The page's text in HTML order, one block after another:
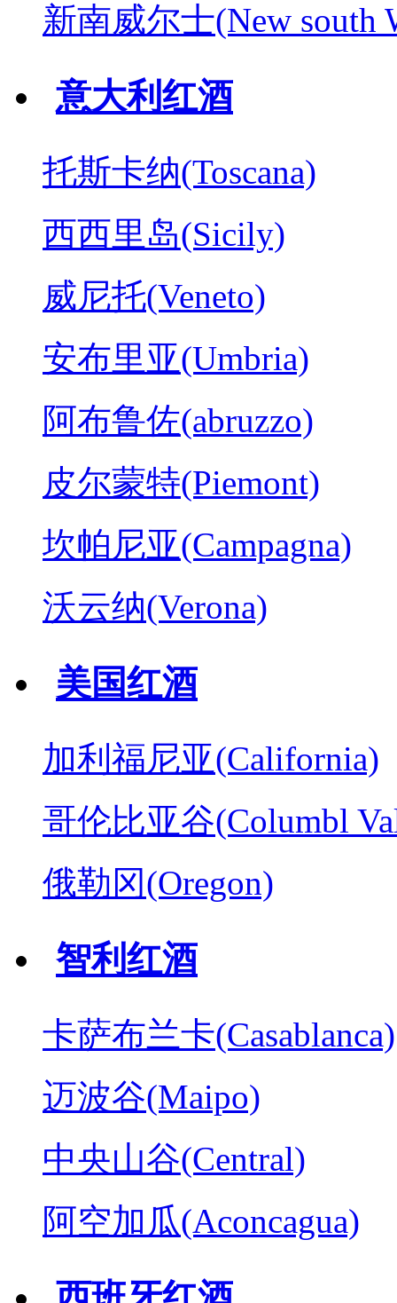
新南威尔士(New south
意大利红酒
托斯卡纳(Toscana)
西西里岛(Sicily)
威尼托(Veneto)
安布里亚(Umbria)
阿布鲁佐(abruzzo)
皮尔蒙特(Piemont)
坎帕尼亚(Campagna)
沃云纳(Verona)
美国红酒
加利福尼亚(California)
哥伦比亚谷(Columbl
俄勒冈(Oregon)
智利红酒
卡萨布兰卡(Casablanca)
迈波谷(Maipo)
中央山谷(Central)
阿空加瓜(Aconcagua)